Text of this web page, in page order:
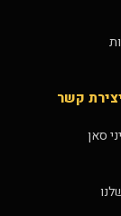
קשר
סאן